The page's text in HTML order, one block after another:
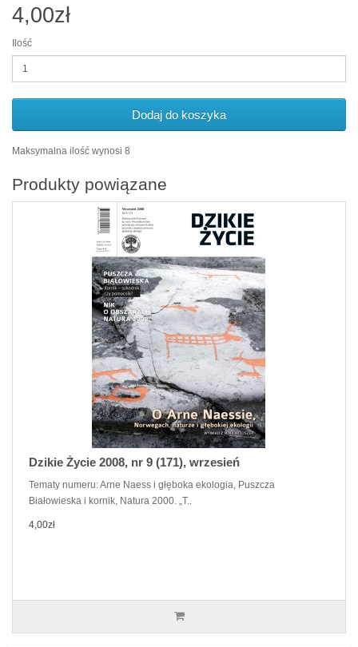
4,00zł
Ilość
Dodaj do koszyka
Maksymalna ilość wynosi 8
Produkty powiązane
Dzikie Życie 2008, nr 9 (171), wrzesień
Tematy numeru: Arne Naess i głęboka ekologia, Puszcza
Białowieska i kornik, Natura 2000. „T..
4,00zł